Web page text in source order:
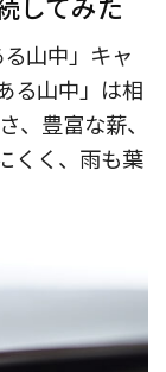
山中」キャ
る山中」は相
、豊富な薪、
くく、雨も葉